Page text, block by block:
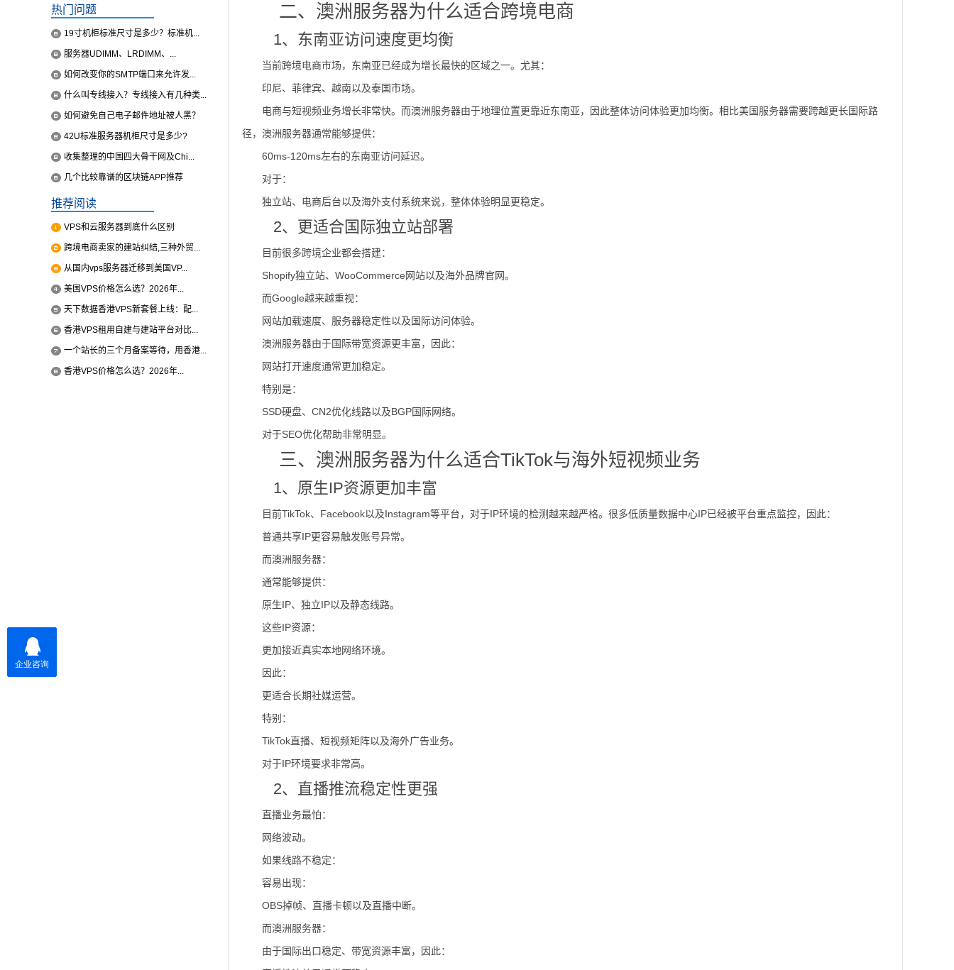
热门问题
19寸机柜标准尺寸是多少？标准机...
服务器UDIMM、LRDIMM、...
如何改变你的SMTP端口来允许发...
什么叫专线接入？专线接入有几种类...
如何避免自己电子邮件地址被人黑？
42U标准服务器机柜尺寸是多少?
收集整理的中国四大骨干网及Chi...
几个比较靠谱的区块链APP推荐
推荐阅读
VPS和云服务器到底什么区别
跨境电商卖家的建站纠结,三种外贸...
从国内vps服务器迁移到美国VP...
美国VPS价格怎么选？2026年...
天下数据香港VPS新套餐上线：配...
香港VPS租用自建与建站平台对比...
一个站长的三个月备案等待，用香港...
香港VPS价格怎么选？2026年...
二、澳洲服务器为什么适合跨境电商
1、东南亚访问速度更均衡
当前跨境电商市场，东南亚已经成为增长最快的区域之一。尤其：
印尼、菲律宾、越南以及泰国市场。
电商与短视频业务增长非常快。而澳洲服务器由于地理位置更靠近东南亚，因此整体访问体验更加均衡。相比美国服务器需要跨越更长国际路
径，澳洲服务器通常能够提供：
60ms-120ms左右的东南亚访问延迟。
对于：
独立站、电商后台以及海外支付系统来说，整体体验明显更稳定。
2、更适合国际独立站部署
目前很多跨境企业都会搭建：
Shopify独立站、WooCommerce网站以及海外品牌官网。
而Google越来越重视：
网站加载速度、服务器稳定性以及国际访问体验。
澳洲服务器由于国际带宽资源更丰富，因此：
网站打开速度通常更加稳定。
特别是：
SSD硬盘、CN2优化线路以及BGP国际网络。
对于SEO优化帮助非常明显。
三、澳洲服务器为什么适合TikTok与海外短视频业务
1、原生IP资源更加丰富
目前TikTok、Facebook以及Instagram等平台，对于IP环境的检测越来越严格。很多低质量数据中心IP已经被平台重点监控，因此：
普通共享IP更容易触发账号异常。
而澳洲服务器：
通常能够提供：
原生IP、独立IP以及静态线路。
这些IP资源：
更加接近真实本地网络环境。
因此：
更适合长期社媒运营。
特别：
TikTok直播、短视频矩阵以及海外广告业务。
对于IP环境要求非常高。
2、直播推流稳定性更强
直播业务最怕：
网络波动。
如果线路不稳定：
容易出现：
OBS掉帧、直播卡顿以及直播中断。
而澳洲服务器：
由于国际出口稳定、带宽资源丰富，因此：